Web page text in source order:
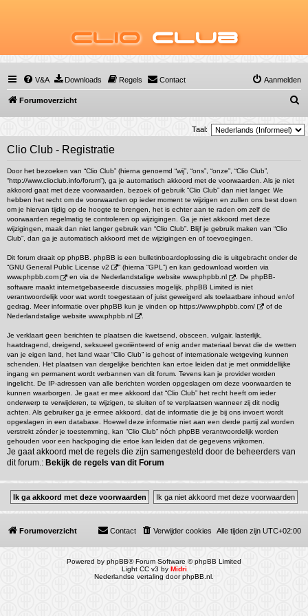
Clio Club
V&A Downloads Regels Contact Aanmelden
Forumoverzicht
o
e
Taal:
Clio Club - Registratie
Door het bezoeken van “Clio Club” (hierna genoemd “wij”, “ons”, “onze”, “Clio Club”,
“http://www.clioclub.info/forum”), ga je automatisch akkoord met de voorwaarden. Als je niet
akkoord gaat met deze voorwaarden, bezoek of gebruik “Clio Club” dan niet langer. We
hebben het recht om de voorwaarden op ieder moment te wijzigen en zullen ons best doen
om je hiervan tijdig op de hoogte te brengen, het is echter aan te raden om zelf de
voorwaarden regelmatig te controleren op wijzigingen. Ga je niet akkoord met deze
wijzigingen, maak dan niet langer gebruik van “Clio Club”. Blijf je gebruik maken van “Clio
Club”, dan ga je automatisch akkoord met de wijzigingen en of toevoegingen.
Dit forum draait op phpBB. phpBB is een bulletinboardoplossing die is uitgebracht onder de
“GNU General Public License v2
” (hierna “GPL”) en kan gedownload worden via
www.phpbb.com
en via de Nederlandstalige website www.phpbb.nl
. De phpBB-
software maakt internetgebaseerde discussies mogelijk. phpBB Limited is niet
verantwoordelijk voor wat wordt toegestaan of juist geweigerd als toelaatbare inhoud en/of
gedrag. Meer informatie over phpBB kun je vinden op https://www.phpbb.com/
of de
Nederlandstalige website www.phpbb.nl
Je verklaart geen berichten te plaatsen die kwetsend, obsceen, vulgair, lasterlijk,
haatdragend, dreigend, seksueel georiënteerd of enig ander materiaal bevat die de wetten
van je eigen land, het land waar “Clio Club” is gehost of internationale wetgeving kunnen
schenden. Het plaatsen van dergelijke berichten kan ertoe leiden dat je met onmiddellijke
ingang en permanent wordt verbannen van dit forum. Tevens kan je provider worden
ingelicht. De IP-adressen van alle berichten worden opgeslagen om deze voorwaarden te
kunnen waarborgen. Je gaat er mee akkoord dat “Clio Club” het recht heeft om ieder
onderwerp te verwijderen, te wijzigen, te sluiten of te verplaatsen wanneer zij dit nodig
achten. Als gebruiker ga je ermee akkoord, dat de informatie die je bij ons invoert wordt
opgeslagen in een database. Hoewel deze informatie niet aan een derde partij zal worden
verstrekt zónder je toestemming, kan “Clio Club” nóch phpBB verantwoordelijk worden
gehouden voor een hackpoging die ertoe kan leiden dat de gegevens vrijkomen.
Je gaat akkoord met de regels die zijn samengesteld door de beheerders van
dit forum.: Bekijk de regels van dit Forum
Forumoverzicht Alle tijden zijn UTC+02:00
Verwijder cookies
Contact
Powered by phpBB® Forum Software © phpBB Limited
Light CC v3 by Midri
Nederlandse vertaling doorphpBB.nl .